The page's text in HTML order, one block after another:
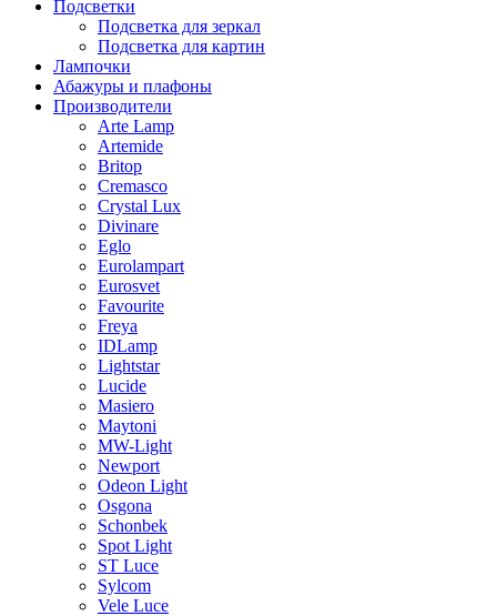
Подсветки
Подсветка для зеркал
Подсветка для картин
Лампочки
Абажуры и плафоны
Производители
Arte Lamp
Artemide
Britop
Cremasco
Crystal Lux
Divinare
Eglo
Eurolampart
Eurosvet
Favourite
Freya
IDLamp
Lightstar
Lucide
Masiero
Maytoni
MW-Light
Newport
Odeon Light
Osgona
Schonbek
Spot Light
ST Luce
Sylcom
Vele Luce